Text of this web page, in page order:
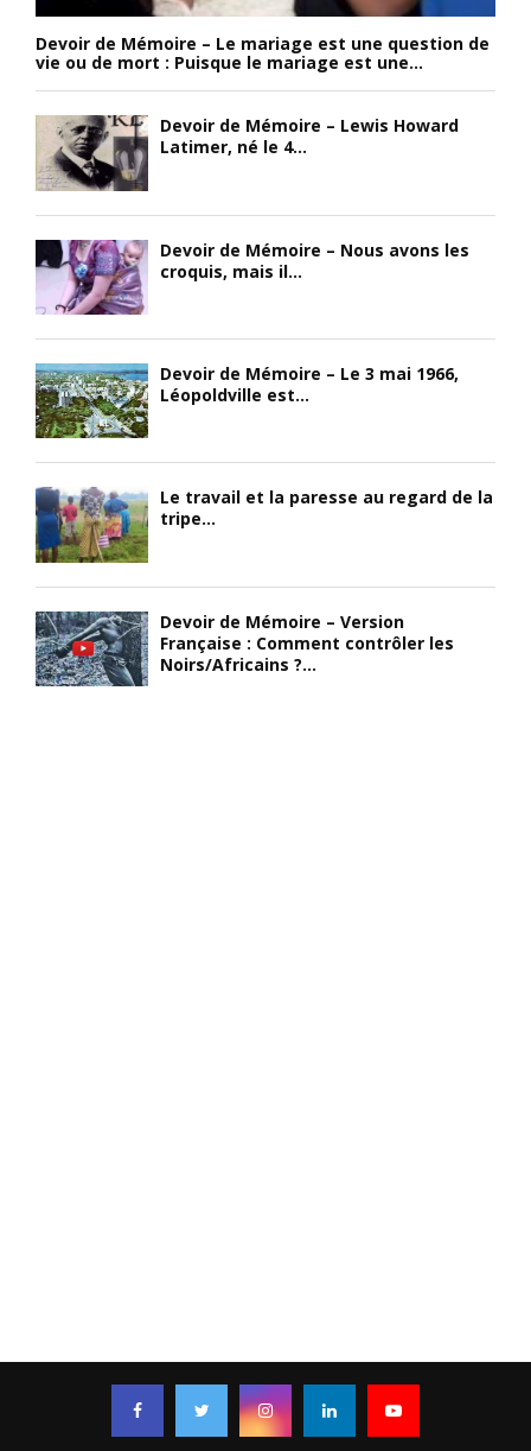
Devoir de Mémoire – Le mariage est une question de
vie ou de mort : Puisque le mariage est une...
Devoir de Mémoire – Lewis Howard
Latimer, né le 4...
Devoir de Mémoire – Nous avons les
croquis, mais il...
Devoir de Mémoire – Le 3 mai 1966,
Léopoldville est...
Le travail et la paresse au regard de la
tripe...
Devoir de Mémoire – Version
Française : Comment contrôler les
Noirs/Africains ?...